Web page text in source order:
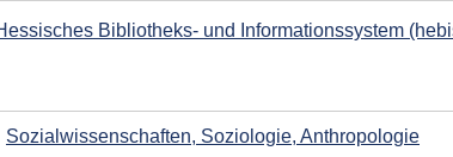
Bibliotheks- und Informationssystem
Sozialwissenschaften, Soziologie, Anthropologie